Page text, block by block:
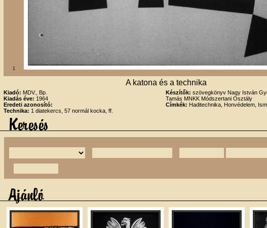
1
A katona és a technika
Kiadó: MDV., Bp.
Kiadás éve: 1964
Eredeti azonosító:
Technika: 1 diatekercs, 57 normál kocka, ff.
Készítők: szövegkönyv Nagy István
Tamás MNKK Módszertani Osztály
Címkék: Haditechnika, Honvédelem,